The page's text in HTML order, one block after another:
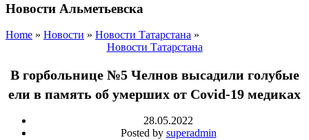
Новости Альметьевска
Home » Новости » Новости Татарстана »
Новости Татарстана
В горбольнице №5 Челнов высадили голубые
ели в память об умерших от Covid-19 медиках
28.05.2022
Posted by superadmin